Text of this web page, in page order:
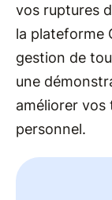
vos ruptures
la plateforme
gestion de
une
améliorer vos
personnel.